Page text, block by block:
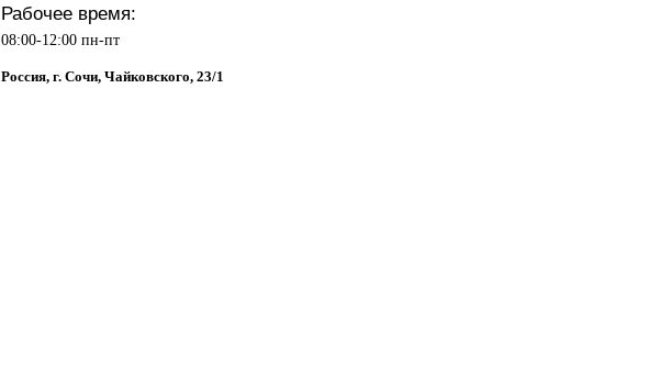
Рабочее время:
08:00-12:00 пн-пт
Россия, г. Сочи, Чайковского, 23/1